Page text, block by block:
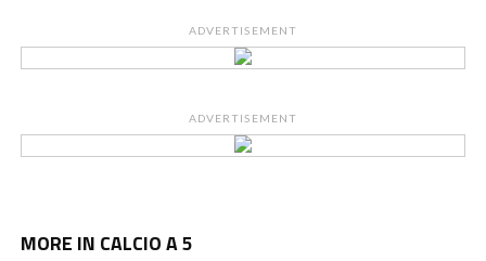
ADVERTISEMENT
ADVERTISEMENT
MORE IN CALCIO A 5